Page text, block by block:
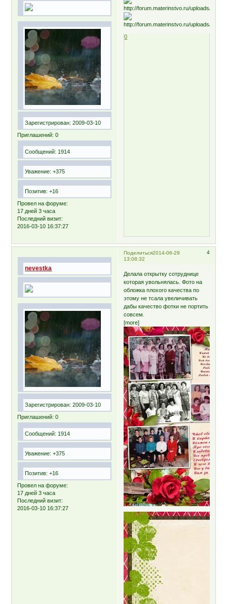
Зарегистрирован: 2009-03-10
Приглашений: 0
Сообщений: 1914
Уважение: +375
Позитив: +16
Провел на форуме:
17 дней 3 часа
Последний визит:
2016-03-10 16:37:27
0
Поделиться 4
2014-06-29
13:08:32
nevestka
Зарегистрирован: 2009-03-10
Приглашений: 0
Сообщений: 1914
Уважение: +375
Позитив: +16
Провел на форуме:
17 дней 3 часа
Последний визит:
2016-03-10 16:37:27
Делала открытку сотруднице
которая увольнялась. Фото на
обложка плохого качества по
этому не тсала увеличивать
дабы качество фотки не портить
совсем.
[more]